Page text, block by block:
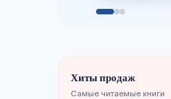
Хиты продаж
Самые читаемые книги